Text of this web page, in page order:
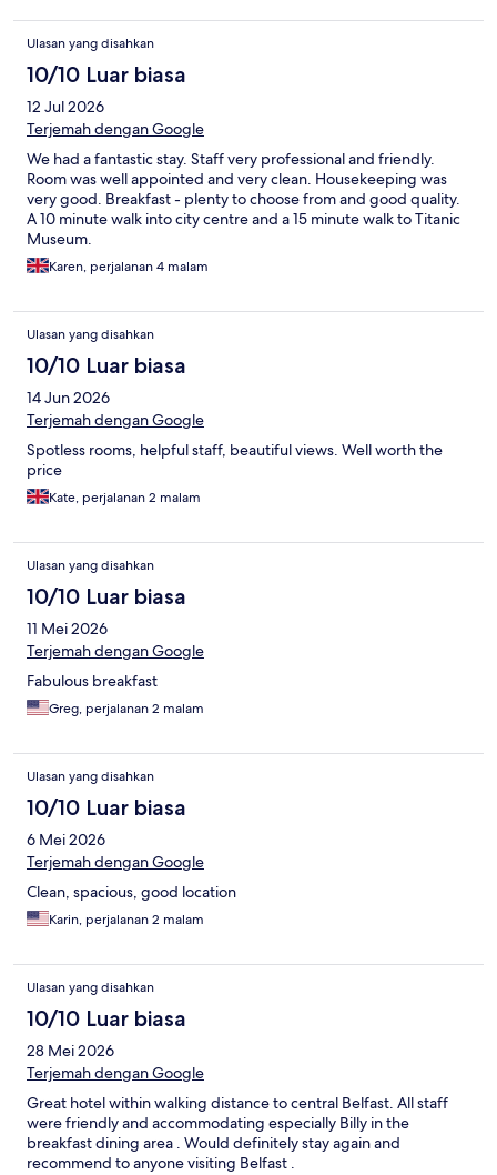
Ulasan yang disahkan
10/10 Luar biasa
12 Jul 2026
Terjemah dengan Google
We had a fantastic stay. Staff very professional and friendly.
Room was well appointed and very clean. Housekeeping was
very good. Breakfast - plenty to choose from and good quality.
A 10 minute walk into city centre and a 15 minute walk to Titanic
Museum.
Karen, perjalanan 4 malam
Ulasan yang disahkan
10/10 Luar biasa
14 Jun 2026
Terjemah dengan Google
Spotless rooms, helpful staff, beautiful views. Well worth the
price
Kate, perjalanan 2 malam
Ulasan yang disahkan
10/10 Luar biasa
11 Mei 2026
Terjemah dengan Google
Fabulous breakfast
Greg, perjalanan 2 malam
Ulasan yang disahkan
10/10 Luar biasa
6 Mei 2026
Terjemah dengan Google
Clean, spacious, good location
Karin, perjalanan 2 malam
Ulasan yang disahkan
10/10 Luar biasa
28 Mei 2026
Terjemah dengan Google
Great hotel within walking distance to central Belfast. All staff
were friendly and accommodating especially Billy in the
breakfast dining area . Would definitely stay again and
recommend to anyone visiting Belfast .